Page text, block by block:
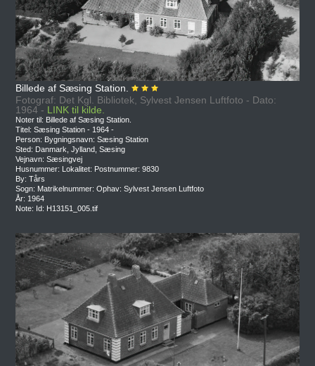
Billede af Sæsing Station.
Fotograf: Det Kgl. Bibliotek, Sylvest Jensen Luftfoto - Dato:
1964 - LINK til kilde.
Noter til: Billede af Sæsing Station.
Titel: Sæsing Station - 1964 -
Person: Bygningsnavn: Sæsing Station
Sted: Danmark, Jylland, Sæsing
Vejnavn: Sæsingvej
Husnummer: Lokalitet: Postnummer: 9830
By: Tårs
Sogn: Matrikelnummer: Ophav: Sylvest Jensen Luftfoto
År: 1964
Note: Id: H13151_005.tif